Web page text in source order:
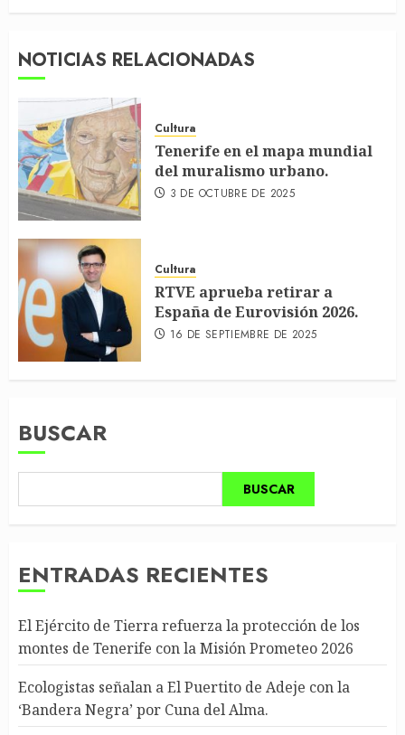
NOTICIAS RELACIONADAS
Cultura
Tenerife en el mapa mundial
del muralismo urbano.
3 DE OCTUBRE DE 2025
Cultura
RTVE aprueba retirar a
España de Eurovisión 2026.
16 DE SEPTIEMBRE DE 2025
BUSCAR
BUSCAR
ENTRADAS RECIENTES
El Ejército de Tierra refuerza la protección de los
montes de Tenerife con la Misión Prometeo 2026
Ecologistas señalan a El Puertito de Adeje con la
‘Bandera Negra’ por Cuna del Alma.